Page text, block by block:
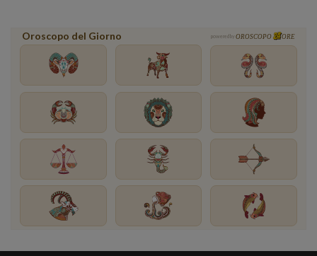
Oroscopo del Giorno powered by OROSCOPO ORE